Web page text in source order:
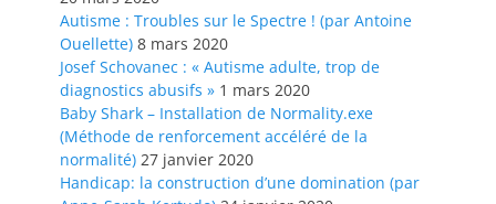
Autisme : Troubles sur le Spectre ! (par Antoine
Ouellette) 8 mars 2020
Josef Schovanec : « Autisme adulte, trop de
diagnostics abusifs » 1 mars 2020
Baby Shark – Installation de Normality.exe
(Méthode de renforcement accéléré de la
normalité) 27 janvier 2020
Handicap: la construction d’une domination (par